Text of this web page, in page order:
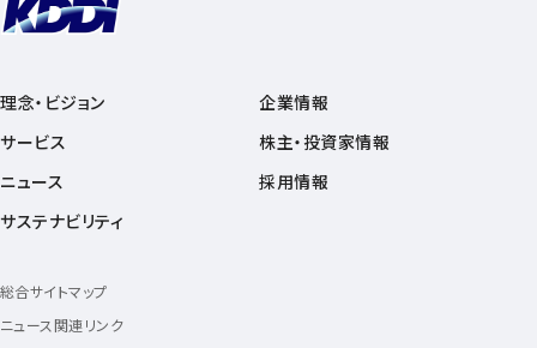
理念・ビジョン
サービス
ニュース
サステナビリティ
企業情報
株主・投資家情報
採用情報
総合サイトマップ
ニュース関連リンク